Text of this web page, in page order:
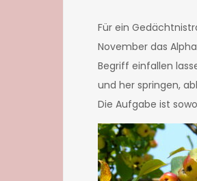
Für ein
November das
Begriff einfallen
und her springen,
Die Aufgabe ist